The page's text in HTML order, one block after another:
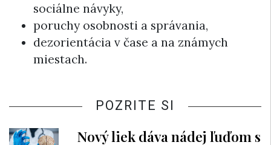
sociálne návyky,
poruchy osobnosti a správania,
dezorientácia v čase a na známych
miestach.
POZRITE SI
Nový liek dáva nádej ľuďom s